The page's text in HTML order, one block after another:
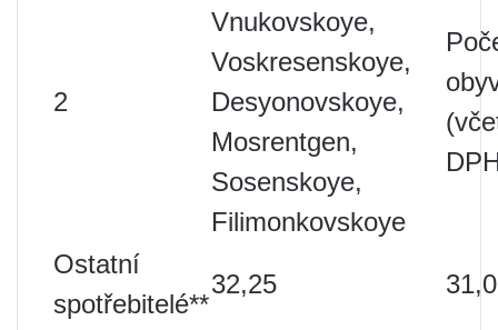
2
Vnukovskoye,
Voskresenskoye,
Desyonovskoye,
Mosrentgen,
Sosenskoye,
Filimonkovskoye
Ostatní
spotřebitelé**
32,25